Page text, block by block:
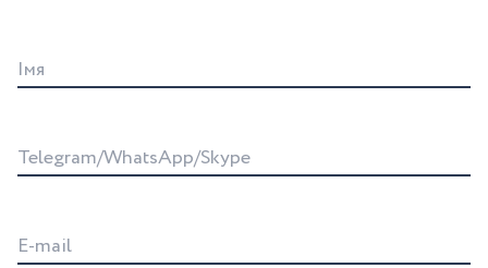
Iмя
Telegram/WhatsApp/Skype
E-mail